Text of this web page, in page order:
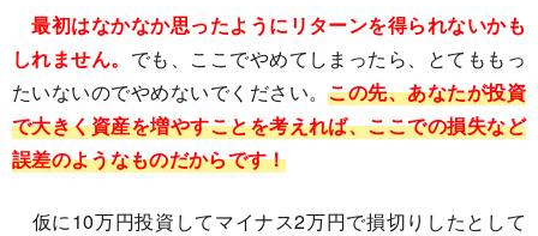
最初はなかなか思ったようにリターンを得られないかも
しれません。 でも、ここでやめてしまったら、とてももっ
たいないのでやめないでください。この先、あなたが投資
で大きく資産を増やすことを考えれば、ここでの損失など
誤差のようなものだからです！
仮に10万円投資してマイナス2万円で損切りしたとして